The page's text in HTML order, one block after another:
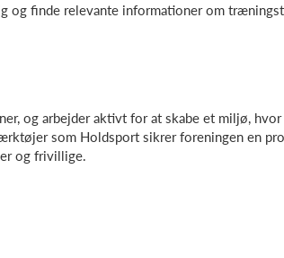
og finde relevante informationer om
og arbejder aktivt for at skabe et miljø, hvor
som Holdsport sikrer foreningen en
og frivillige.